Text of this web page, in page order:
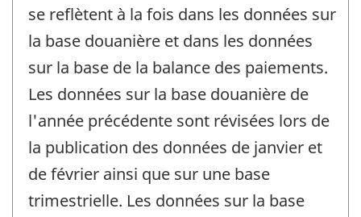
se reflètent à la fois dans les données sur
la base douanière et dans les données
sur la base de la balance des paiements.
Les données sur la base douanière de
l'année précédente sont révisées lors de
la publication des données de janvier et
de février ainsi que sur une base
trimestrielle. Les données sur la base